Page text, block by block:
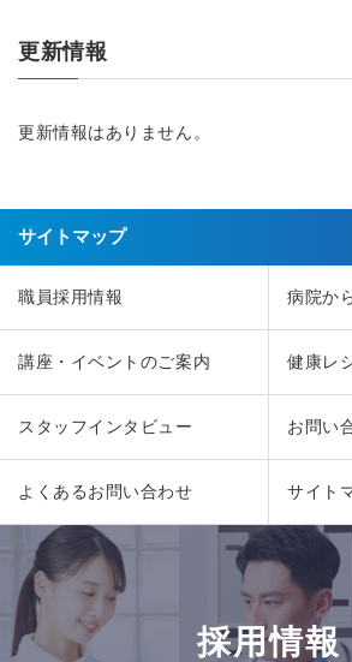
更新情報
更新情報はありません。
サイトマップ
職員採用情報 病院か
講座・イベントのご案内 健康レ
スタッフインタビュー お問い
よくあるお問い合わせ サイト
採用情報